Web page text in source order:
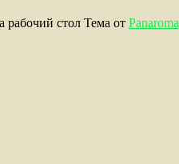
рабочий стол Тема от Panaroma